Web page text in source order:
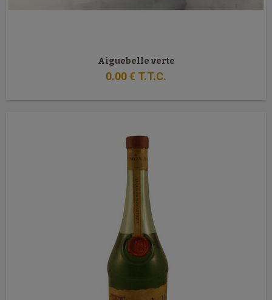
Aiguebelle verte
0.00€ T.T.C.